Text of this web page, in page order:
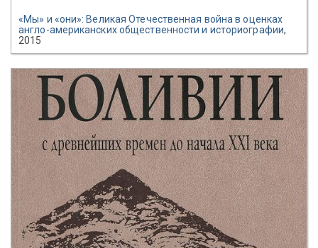
«Мы» и «они»: Великая Отечественная война в оценках
англо-американских общественности и историографии,
2015